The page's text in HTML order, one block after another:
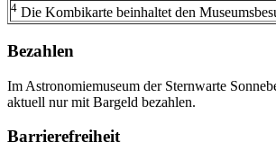
4 Die Kombikarte beinhaltet den
Bezahlen
Im Astronomiemuseum der Sternwarte
aktuell nur mit Bargeld bezahlen.
Barrierefreiheit